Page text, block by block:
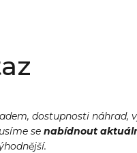
dostupnosti náhrad,
senabídnout